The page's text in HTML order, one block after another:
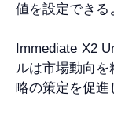
値を設定できる
Immediate X2
ルは市場動向
略の策定を促進